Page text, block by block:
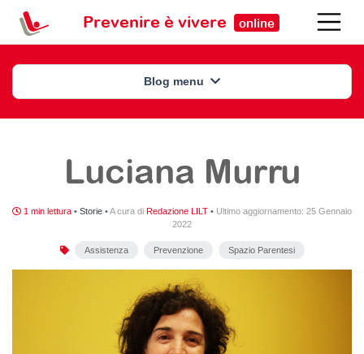
Prevenire è vivere online
Blog menu
Luciana Murru
1 min lettura • Storie •A cura di Redazione LILT • Ultimo aggiornamento: 25 Gennaio
2022
Assistenza Prevenzione Spazio Parentesi